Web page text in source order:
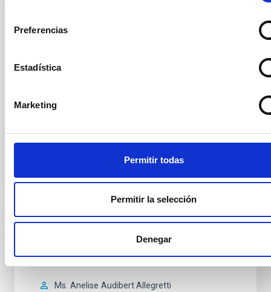
Preferencias
Estadística
Marketing
Permitir todas
Permitir la selección
Denegar
Secretario/a
Instituto de Astrofísica de
Canarias (IAC)
PROF.UN.LAB.ULL
Mr. Roi Alonso Sobrino
Instituto de Astrofísica de Canarias (IAC)
Científico/a Titular OPIS
Ms. Anelise Audibert Allegretti